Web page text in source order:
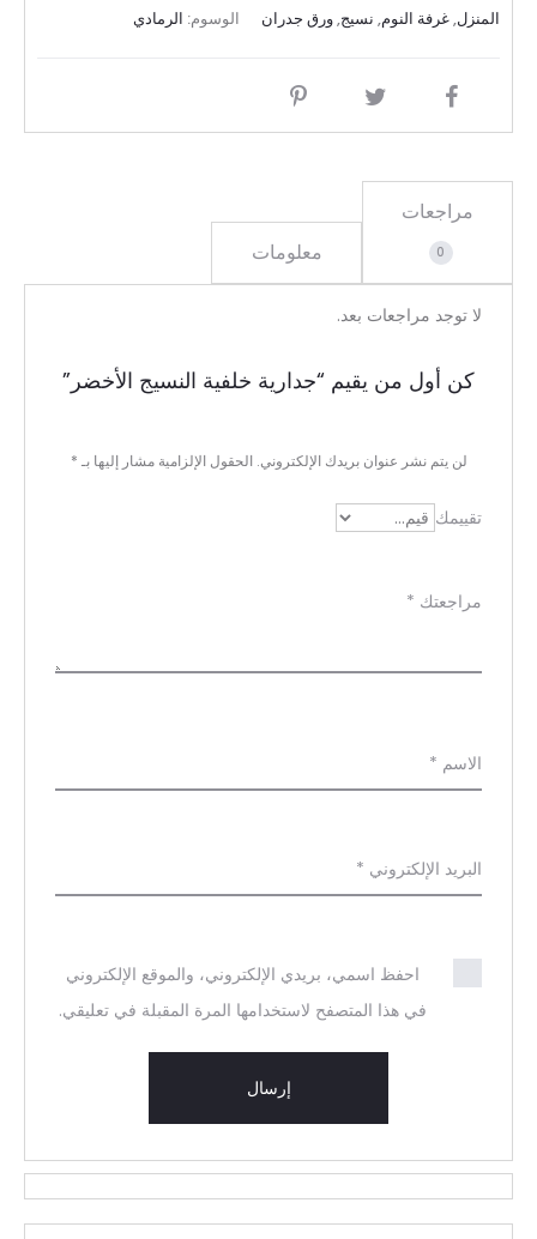
المنزل, غرفة النوم, نسيج, ورق جدران الوسوم: الرمادي
مراجعات
0 معلومات
ا
ل
م
ر
ج
ا
ت
لا توجد مراجعات بعد.
كن أول من يقيم “جدارية خلفية النسيج الأخضر”
لن يتم نشر عنوان بريدك الإلكتروني. الحقول الإلزامية مشار إليها بـ *
تقييمك
مراجعتك *
الاسم *
البريد الإلكتروني *
احفظ اسمي، بريدي الإلكتروني، والموقع الإلكتروني
في هذا المتصفح لاستخدامها المرة المقبلة في تعليقي.